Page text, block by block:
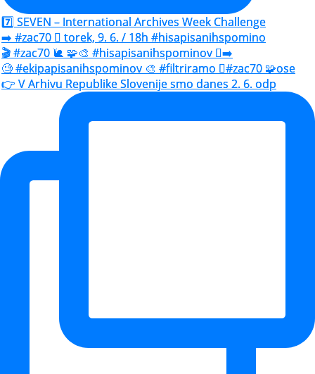
7️⃣ SEVEN – International Archives Week Challenge
➡️ #zac70 🫆 torek, 9. 6. / 18h #hisapisanihspomino
🎬 #zac70 🐌 🧩🎨 #hisapisanihspominov 🫆➡️
🧐 #ekipapisanihspominov 🎨 #filtriramo 🫆#zac70 🧩ose
👉 V Arhivu Republike Slovenije smo danes 2. 6. odp